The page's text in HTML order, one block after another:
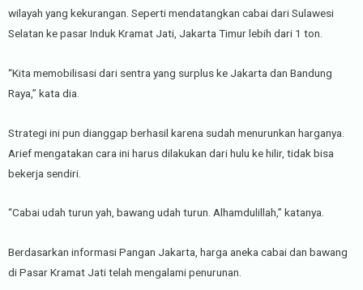
wilayah yang kekurangan. Seperti mendatangkan cabai dari Sulawesi
Selatan ke pasar Induk Kramat Jati, Jakarta Timur lebih dari 1 ton.
“Kita memobilisasi dari sentra yang surplus ke Jakarta dan Bandung
Raya,” kata dia.
Strategi ini pun dianggap berhasil karena sudah menurunkan harganya.
Arief mengatakan cara ini harus dilakukan dari hulu ke hilir, tidak bisa
bekerja sendiri.
“Cabai udah turun yah, bawang udah turun. Alhamdulillah,” katanya.
Berdasarkan informasi Pangan Jakarta, harga aneka cabai dan bawang
di Pasar Kramat Jati telah mengalami penurunan.